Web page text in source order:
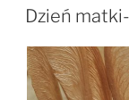
W
Dzień